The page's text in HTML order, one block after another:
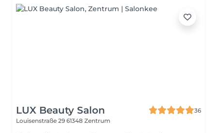
LUX Beauty Salon
36
Louisenstraße 29 61348 Zentrum